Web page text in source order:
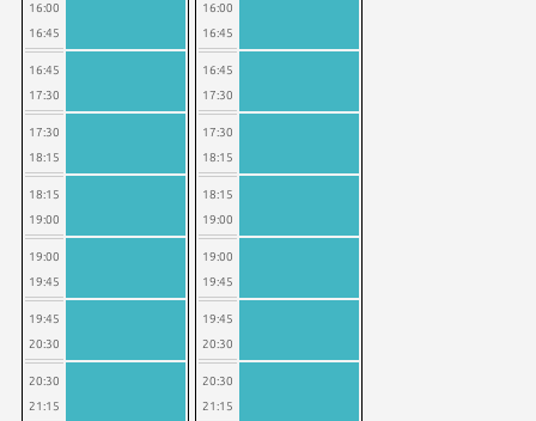
16:00
16:45
16:45
17:30
17:30
18:15
18:15
19:00
19:00
19:45
19:45
20:30
20:30
21:15
16:00
16:45
16:45
17:30
17:30
18:15
18:15
19:00
19:00
19:45
19:45
20:30
20:30
21:15